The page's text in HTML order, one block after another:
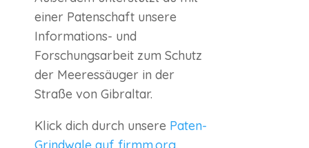
einer Patenschaft unsere
Informations- und
Forschungsarbeit zum Schutz
der Meeressäuger in der
Straße von Gibraltar.
Klick dich durch unsere Paten-